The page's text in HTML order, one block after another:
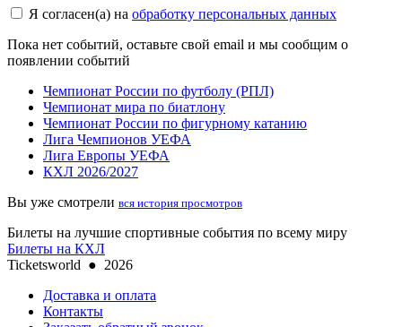
Я согласен(а) на обработку персональных данных
Пока нет событий, оставьте свой email и мы сообщим о
появлении событий
Чемпионат России по футболу (РПЛ)
Чемпионат мира по биатлону
Чемпионат России по фигурному катанию
Лига Чемпионов УЕФА
Лига Европы УЕФА
КХЛ 2026/2027
Вы уже смотрели вся история просмотров
Билеты на лучшие спортивные события по всему миру
Билеты на КХЛ
Ticketsworld ● 2026
Доставка и оплата
Контакты